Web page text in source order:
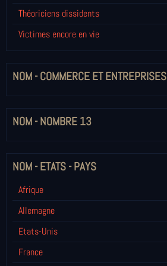
Théoriciens dissidents
Victimes encore en vie
NOM - COMMERCE ET ENTREPRISES
NOM - NOMBRE 13
NOM - ETATS - PAYS
Afrique
Allemagne
Etats-Unis
France